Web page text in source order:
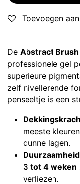
De Abstract Brush
professionele gel
superieure
zelf nivellerende
penseeltje is een
meeste
dunne lagen.
3 tot 4 weken
verliezen.
Toevoegen